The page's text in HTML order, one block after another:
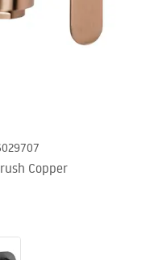
Copper